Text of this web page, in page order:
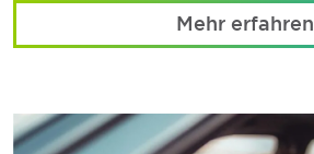
Mehr erfahren